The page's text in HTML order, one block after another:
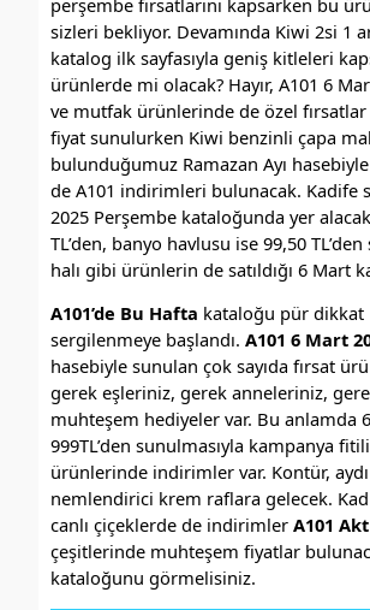
sizleri bekliyor. Devamında Kiwi 2si 1
katalog ilk sayfasıyla geniş kitleleri
ürünlerde mi olacak? Hayır, A101 6
ve mutfak ürünlerinde de özel
fiyat sunulurken Kiwi benzinli çapa
bulunduğumuz Ramazan Ayı
de A101 indirimleri bulunacak. Kadife
2025 Perşembe kataloğunda yer
TL’den, banyo havlusu ise 99,50
halı gibi ürünlerin de satıldığı 6 Mart
A101’de Bu Hafta kataloğu pür dikkat
sergilenmeye başlandı. A101 6 Mart
hasebiyle sunulan çok sayıda fırsat
gerek eşleriniz, gerek anneleriniz,
muhteşem hediyeler var. Bu anlamda
999TL’den sunulmasıyla kampanya
ürünlerinde indirimler var. Kontür,
nemlendirici krem raflara gelecek.
canlı çiçeklerde de indirimler A101
çeşitlerinde muhteşem fiyatlar
kataloğunu görmelisiniz.